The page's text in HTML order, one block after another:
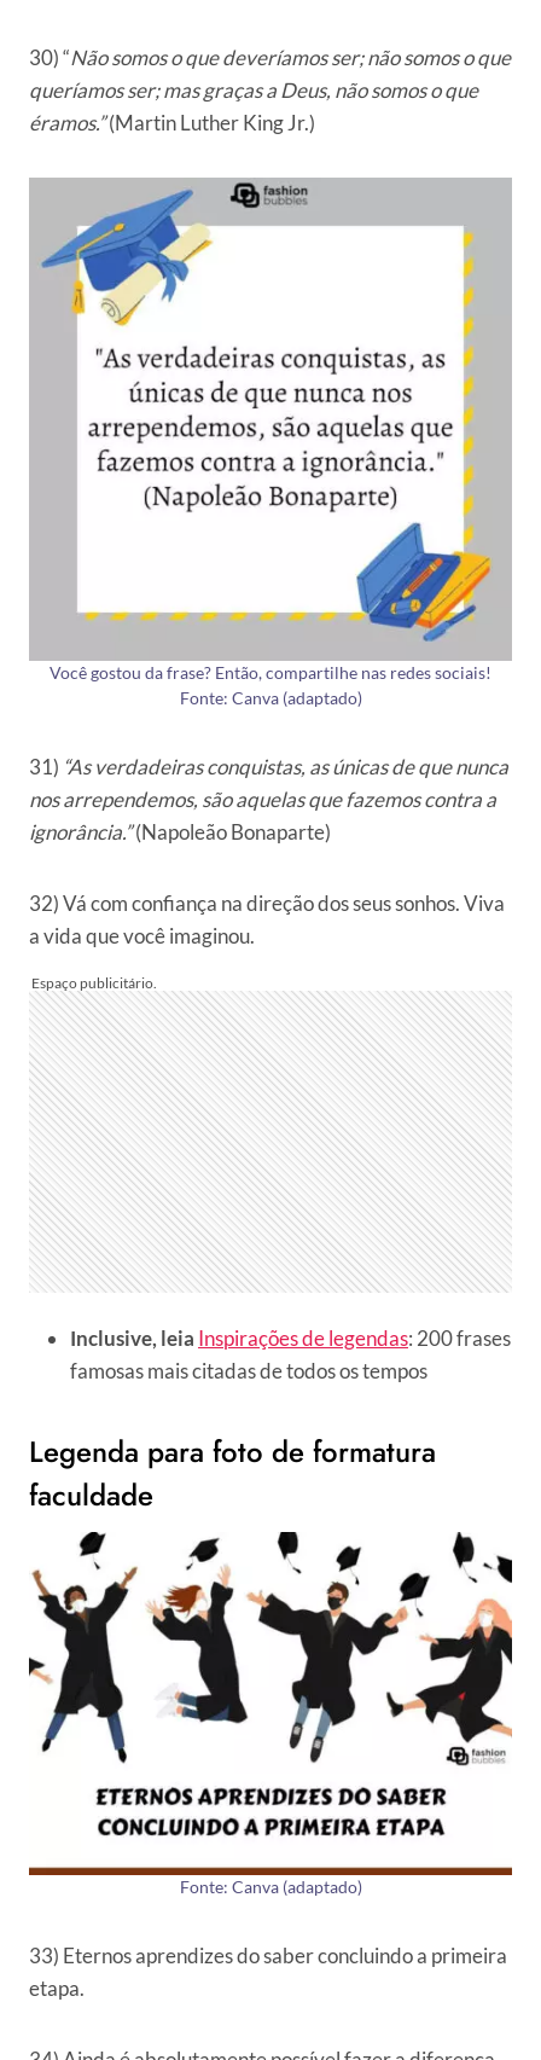
30) “Não somos o que deveríamos ser; não somos o que
queríamos ser; mas graças a Deus, não somos o que
éramos.”(Martin Luther King Jr.)
Você gostou da frase? Então, compartilhe nas redes sociais!
Fonte: Canva (adaptado)
31) “As verdadeiras conquistas, as únicas de que nunca
nos arrependemos, são aquelas que fazemos contra a
ignorância.”(Napoleão Bonaparte)
32) Vá com confiança na direção dos seus sonhos. Viva
a vida que você imaginou.
Inclusive, leia Inspirações de legendas: 200 frases
famosas mais citadas de todos os tempos
Legenda para foto de formatura
faculdade
Fonte: Canva (adaptado)
33) Eternos aprendizes do saber concluindo a primeira
etapa.